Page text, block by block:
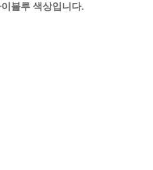
블루 색상입니다.